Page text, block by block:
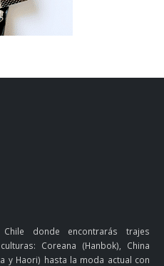
donde encontrarás trajes
Coreana (Hanbok), China
y Haori) hasta la moda actual con